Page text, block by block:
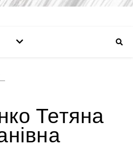
Тетяна